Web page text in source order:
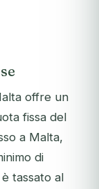
offre un
fissa del
a Malta,
di
tassato al